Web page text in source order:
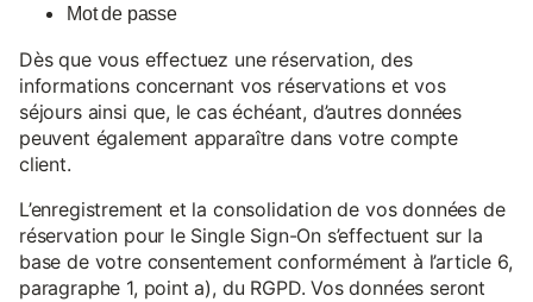
Mot de passe
Dès que vous effectuez une réservation, des
informations concernant vos réservations et vos
séjours ainsi que, le cas échéant, d’autres données
peuvent également apparaître dans votre compte
client.
L’enregistrement et la consolidation de vos données de
réservation pour le Single Sign-On s’effectuent sur la
base de votre consentement conformément à l’article 6,
paragraphe 1, point a), du RGPD. Vos données seront